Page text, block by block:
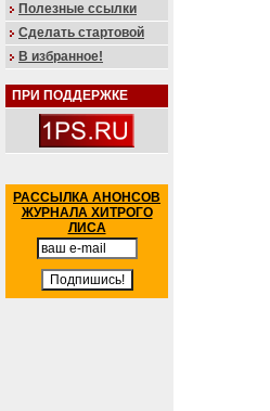
Полезные ссылки
Сделать стартовой
В избранное!
ПРИ ПОДДЕРЖКЕ
РАССЫЛКА АНОНСОВ
ЖУРНАЛА ХИТРОГО
ЛИСА